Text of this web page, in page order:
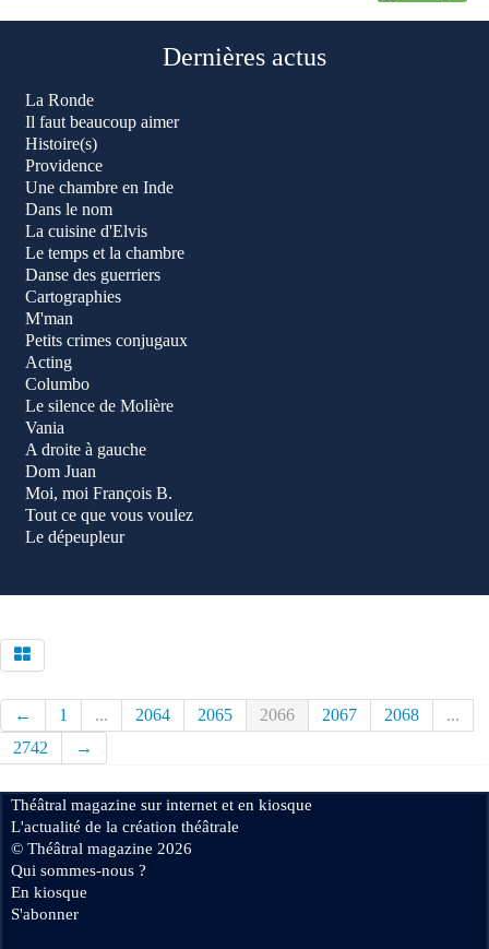
Dernières actus
La Ronde
Il faut beaucoup aimer
Histoire(s)
Providence
Une chambre en Inde
Dans le nom
La cuisine d'Elvis
Le temps et la chambre
Danse des guerriers
Cartographies
M'man
Petits crimes conjugaux
Acting
Columbo
Le silence de Molière
Vania
A droite à gauche
Dom Juan
Moi, moi François B.
Tout ce que vous voulez
Le dépeupleur
← 1 ... 2064 2065 2066 2067 2068
...
2742
→
Théâtral magazine sur internet et en kiosque
L'actualité de la création théâtrale
© Théâtral magazine 2026
Qui sommes-nous ?
En kiosque
S'abonner